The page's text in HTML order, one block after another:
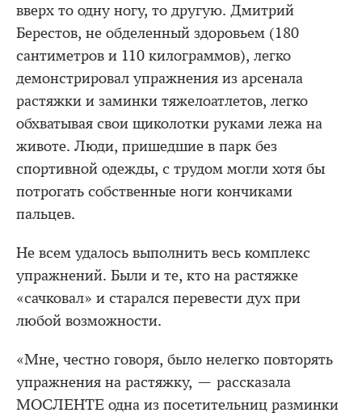
вверх то одну ногу, то другую. Дмитрий
Берестов, не обделенный здоровьем (180
сантиметров и 110 килограммов), легко
демонстрировал упражнения из арсенала
растяжки и заминки тяжелоатлетов, легко
обхватывая свои щиколотки руками лежа на
животе. Люди, пришедшие в парк без
спортивной одежды, с трудом могли хотя бы
потрогать собственные ноги кончиками
пальцев.
Не всем удалось выполнить весь комплекс
упражнений. Были и те, кто на растяжке
«сачковал» и старался перевести дух при
любой возможности.
«Мне, честно говоря, было нелегко повторять
упражнения на растяжку, — рассказала
МОСЛЕНТЕ одна из посетительниц разминки